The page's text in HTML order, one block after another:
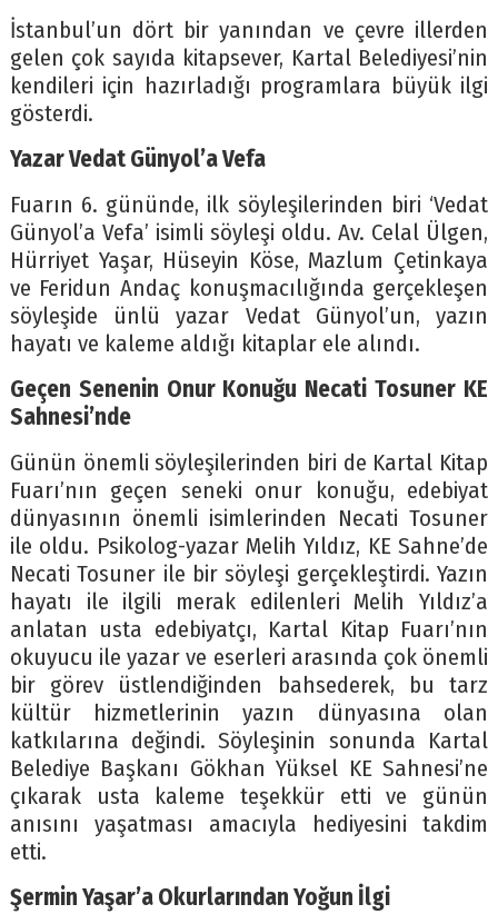
İstanbul’un dört bir yanından ve çevre illerden
gelen çok sayıda kitapsever, Kartal Belediyesi’nin
kendileri için hazırladığı programlara büyük ilgi
gösterdi.
Yazar Vedat Günyol’a Vefa
Fuarın 6. gününde, ilk söyleşilerinden biri ‘Vedat
Günyol’a Vefa’ isimli söyleşi oldu. Av. Celal Ülgen,
Hürriyet Yaşar, Hüseyin Köse, Mazlum Çetinkaya
ve Feridun Andaç konuşmacılığında gerçekleşen
söyleşide ünlü yazar Vedat Günyol’un, yazın
hayatı ve kaleme aldığı kitaplar ele alındı.
Geçen Senenin Onur Konuğu Necati Tosuner KE
Sahnesi’nde
Günün önemli söyleşilerinden biri de Kartal Kitap
Fuarı’nın geçen seneki onur konuğu, edebiyat
dünyasının önemli isimlerinden Necati Tosuner
ile oldu. Psikolog-yazar Melih Yıldız, KE Sahne’de
Necati Tosuner ile bir söyleşi gerçekleştirdi. Yazın
hayatı ile ilgili merak edilenleri Melih Yıldız’a
anlatan usta edebiyatçı, Kartal Kitap Fuarı’nın
okuyucu ile yazar ve eserleri arasında çok önemli
bir görev üstlendiğinden bahsederek, bu tarz
kültür hizmetlerinin yazın dünyasına olan
katkılarına değindi. Söyleşinin sonunda Kartal
Belediye Başkanı Gökhan Yüksel KE Sahnesi’ne
çıkarak usta kaleme teşekkür etti ve günün
anısını yaşatması amacıyla hediyesini takdim
etti.
Şermin Yaşar’a Okurlarından Yoğun İlgi